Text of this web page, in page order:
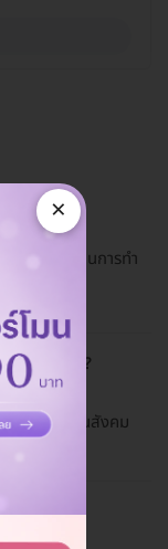
ราฟินมือ?
เล็บออกก่อนการทำ
สูงสุด
รได้หรือไม่?
มสิทธิประกันสังคม
×